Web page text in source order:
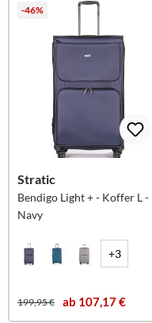
-46%
Stratic
Bendigo Light + - Koffer L -
Navy
+3
199,95 € ab 107,17 €